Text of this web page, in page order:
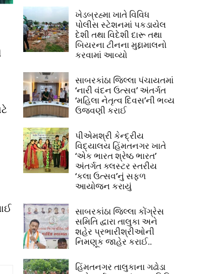
ખેડબ્રહ્મા ખાતે વિવિધ
પોલીસ સ્ટેશનમાં પકડાયેલ
દેશી તથા વિદેશી દારૂ તથા
બિયરના ટીનના મુદ્દામાલનો
કરવામાં આવ્યો
સાબરકાંઠા જિલ્લા પંચાયતમાં
‘નારી વંદન ઉત્સવ’ અંતર્ગત
‘મહિલા નેતૃત્વ દિવસ’ની ભવ્ય
ઉજવણી કરાઈ
પીએમશ્રી કેન્દ્રીય
વિદ્યાલય હિંમતનગર ખાતે
‘એક ભારત શ્રેષ્ઠ ભારત’
અંતર્ગત ક્લસ્ટર સ્તરીય
‘કલા ઉત્સવ’નું સફળ
આયોજન કરાયું
સાબરકાંઠા જિલ્લા કોંગ્રેસ
સમિતિ દ્વારા તાલુકા અને
શહેર પ્રભારીશ્રીઓની
નિમણૂક જાહેર કરાઈ..
હિંમતનગર તાલુકાના ગઢોડા